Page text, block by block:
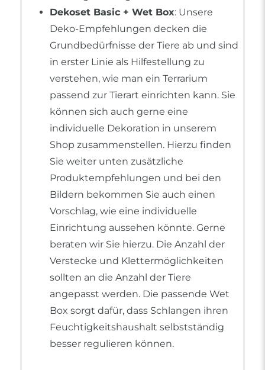
Dekoset Basic + Wet Box: Unsere
Deko-Empfehlungen decken die
Grundbedürfnisse der Tiere ab und sind
in erster Linie als Hilfestellung zu
verstehen, wie man ein Terrarium
passend zur Tierart einrichten kann. Sie
können sich auch gerne eine
individuelle Dekoration in unserem
Shop zusammenstellen. Hierzu finden
Sie weiter unten zusätzliche
Produktempfehlungen und bei den
Bildern bekommen Sie auch einen
Vorschlag, wie eine individuelle
Einrichtung aussehen könnte. Gerne
beraten wir Sie hierzu. Die Anzahl der
Verstecke und Klettermöglichkeiten
sollten an die Anzahl der Tiere
angepasst werden. Die passende Wet
Box sorgt dafür, dass Schlangen ihren
Feuchtigkeitshaushalt selbstständig
besser regulieren können.